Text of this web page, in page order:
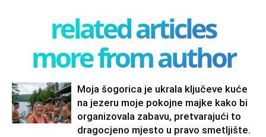
related articles
more from author
Moja šogorica je ukrala ključeve kuće
na jezeru moje pokojne majke kako bi
organizovala zabavu, pretvarajući to
dragocjeno mjesto u pravo smetljište.